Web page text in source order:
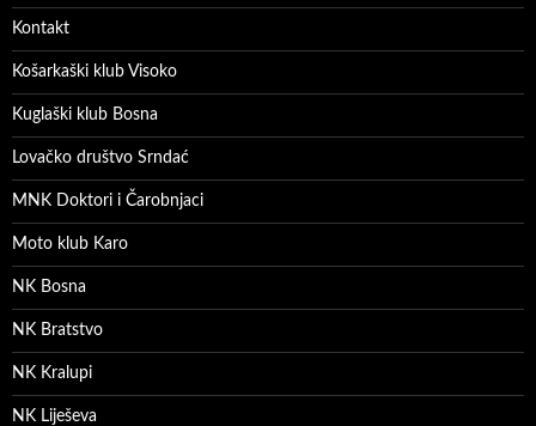
Kontakt
Košarkaški klub Visoko
Kuglaški klub Bosna
Lovačko društvo Srndać
MNK Doktori i Čarobnjaci
Moto klub Karo
NK Bosna
NK Bratstvo
NK Kralupi
NK Liješeva